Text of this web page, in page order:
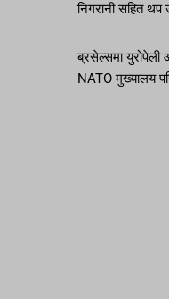
निगरानी सहित
ब्रसेल्समा
NATO मुख्यालय